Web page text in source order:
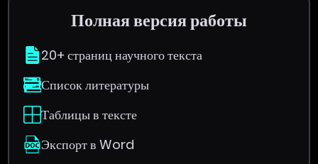
Полная версия работы
20+ страниц научного текста
Список литературы
Таблицы в тексте
Экспорт в Word